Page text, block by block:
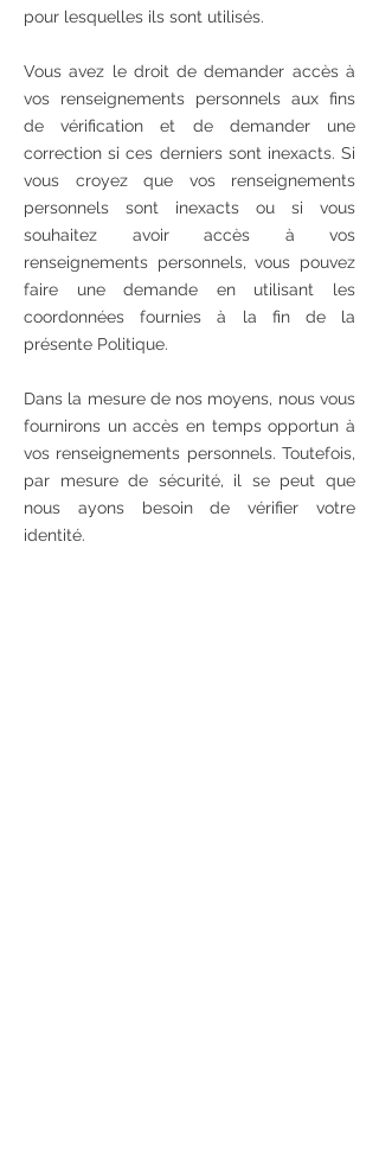
pour lesquelles ils sont utilisés.
Vous avez le droit de demander accès à
vos renseignements personnels aux fins
de vérification et de demander une
correction si ces derniers sont inexacts. Si
vous croyez que vos renseignements
personnels sont inexacts ou si vous
souhaitez avoir accès à vos
renseignements personnels, vous pouvez
faire une demande en utilisant les
coordonnées fournies à la fin de la
présente Politique.
Dans la mesure de nos moyens, nous vous
fournirons un accès en temps opportun à
vos renseignements personnels. Toutefois,
par mesure de sécurité, il se peut que
nous ayons besoin de vérifier votre
identité.